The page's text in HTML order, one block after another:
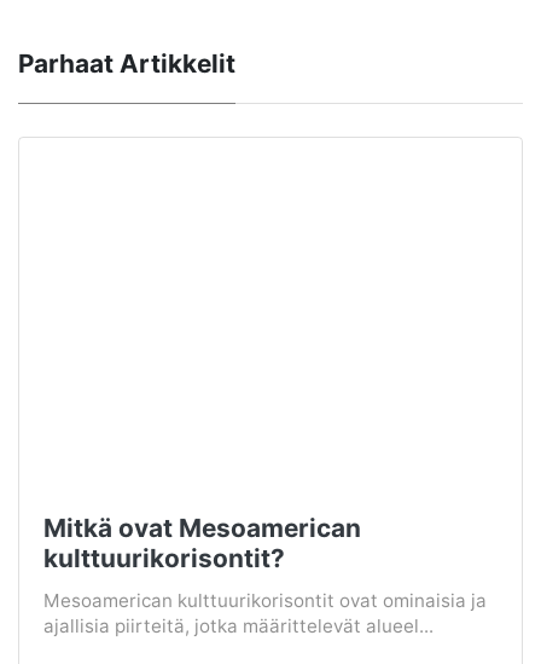
Parhaat Artikkelit
Mitkä ovat Mesoamerican
kulttuurikorisontit?
Mesoamerican kulttuurikorisontit ovat ominaisia ​​ja
ajallisia piirteitä, jotka määrittelevät alueel...